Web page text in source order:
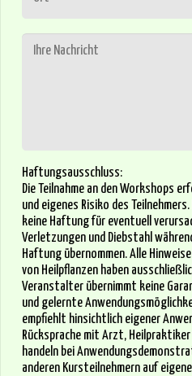
Haftungsausschluss:
Die Teilnahme an den Workshops
und eigenes Risiko des
keine Haftung für eventuell
Verletzungen und Diebstahl
Haftung übernommen. Alle
von Heilpflanzen haben
Veranstalter übernimmt keine
und gelernte
empfiehlt hinsichtlich eigener
Rücksprache mit Arzt,
handeln bei
anderen Kursteilnehmern auf